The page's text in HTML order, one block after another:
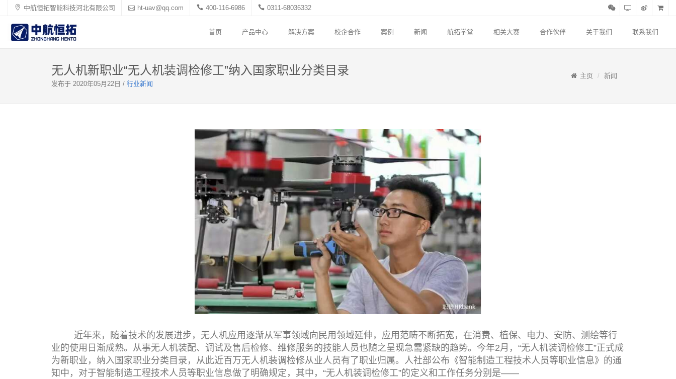
中航恒拓智能科技河北有限公司 ht-uav@qq.com 400-116-6986 0311-68036332
首页 产品中心 解决方案 校企合作 案例 新闻 航拓学堂 相关大赛 合作伙伴 关于我们 联系我们
无人机新职业“无人机装调检修工”纳入国家职业分类目录
发布于 2020年05月22日 / 行业新闻
主页 新闻
近年来，随着技术的发展进步，无人机应用逐渐从军事领域向民用领域延伸，应用范畴不断拓宽，在消费、植保、电力、安防、测绘等行
业的使用日渐成熟。从事无人机装配、调试及售后检修、维修服务的技能人员也随之呈现急需紧缺的趋势。今年2月，“无人机装调检修工”正式成
为新职业，纳入国家职业分类目录，从此近百万无人机装调检修从业人员有了职业归属。人社部公布《智能制造工程技术人员等职业信息》的通
知中，对于智能制造工程技术人员等职业信息做了明确规定，其中，“无人机装调检修工”的定义和工作任务分别是——